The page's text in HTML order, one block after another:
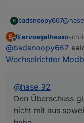
B badsnoopy667@
nicht
habe.
Ich
dann
B
Offline
Biervoegelhasso
@badsnoopy667
Wechselrichter
@hase_92
Den Überschuss
nicht mit aus